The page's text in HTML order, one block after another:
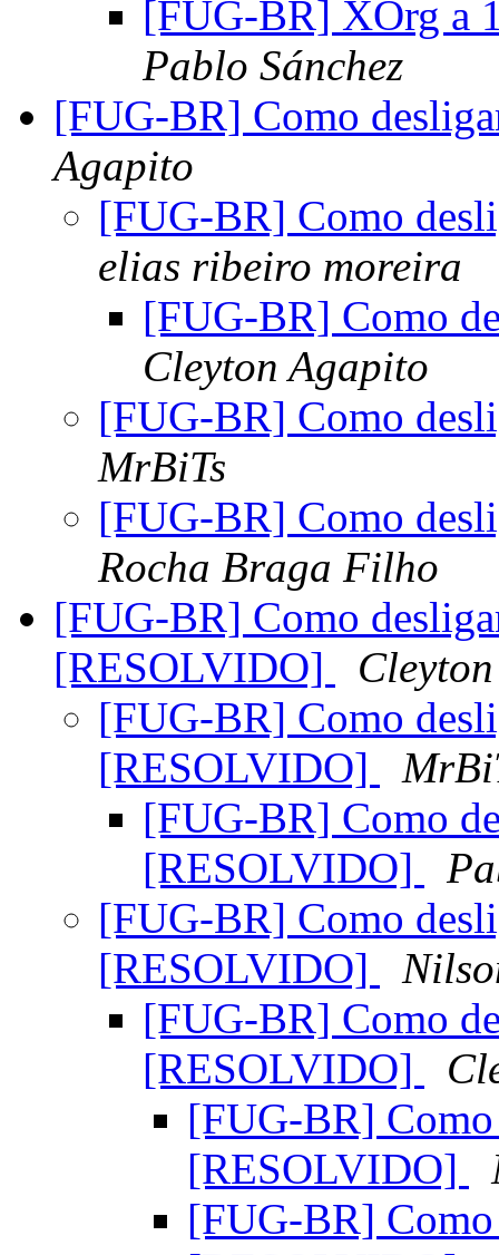
[FUG-BR] XOrg a
Pablo Sánchez
[FUG-BR] Como
Agapito
[FUG-BR] Como
elias ribeiro moreira
[FUG-BR] Como
Cleyton Agapito
[FUG-BR] Como
MrBiTs
[FUG-BR] Como
Rocha Braga Filho
[FUG-BR] Como
[RESOLVIDO]
[FUG-BR] Como
[RESOLVIDO]
[FUG-BR] Como
[RESOLVIDO]
[FUG-BR] Como
[RESOLVIDO]
[FUG-BR] Como
[RESOLVIDO]
[FUG-BR]
[RESOLVIDO]
[FUG-BR]